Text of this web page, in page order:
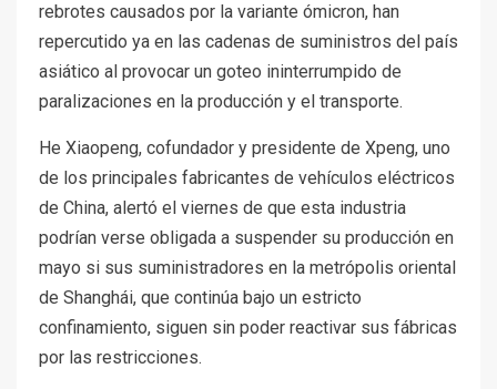
rebrotes causados por la variante ómicron, han
repercutido ya en las cadenas de suministros del país
asiático al provocar un goteo ininterrumpido de
paralizaciones en la producción y el transporte.
He Xiaopeng, cofundador y presidente de Xpeng, uno
de los principales fabricantes de vehículos eléctricos
de China, alertó el viernes de que esta industria
podrían verse obligada a suspender su producción en
mayo si sus suministradores en la metrópolis oriental
de Shanghái, que continúa bajo un estricto
confinamiento, siguen sin poder reactivar sus fábricas
por las restricciones.